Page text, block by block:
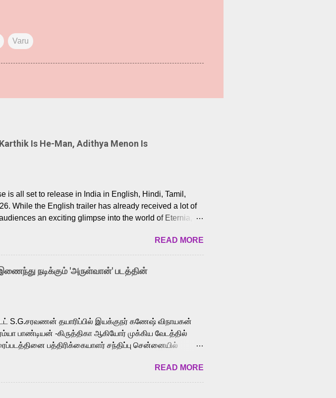
Varu
Is He-Man, Adithya Menon Is
is all set to release in India in English, Hindi, Tamil,
While the English trailer has already received a lot of
an exciting glimpse into the world of Eternia,
Tamil voice cast led by celebrated playback
iconic superhero He-Man. Known for memorable songs
from Ghajini, and “Mun Andhi” from 7 Aum Arivu,
strong command over multiple languages, making him
Menon, known for portraying memorable
READ MORE
இணைந்து நடிக்கும் 'அருள்வான்' படத்தின்
S.G.சரவணன் தயாரிப்பில் இயக்குநர் கணேஷ் விநாயகன்
பாண்டியன் -கிருத்திகா ஆகியோர் முக்கிய வேடத்தில்
பத்திரிக்கையாளர் சந்திப்பு சென்னையில்
வி டி வி கணேஷ் , ஜான் விஜய், பேபி கிருத்திகா,
பலர் நடித்திருக்கிறார்கள். எம். சுகுமார் ஒளிப்பதிவு
குமார் இசையமைத்திருக்கிறார். லால்குடி
READ MORE